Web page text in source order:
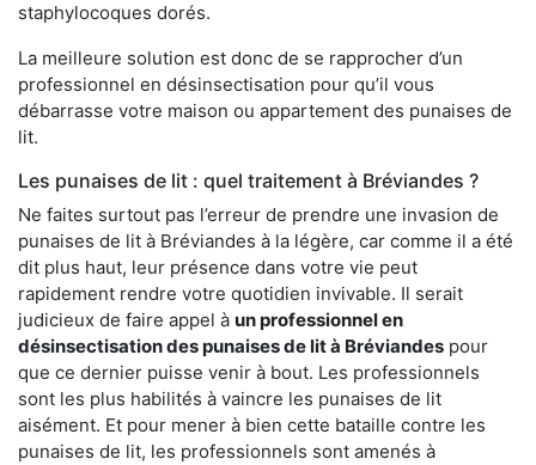
staphylocoques dorés.
La meilleure solution est donc de se rapprocher d’un
professionnel en désinsectisation pour qu’il vous
débarrasse votre maison ou appartement des punaises de
lit.
Les punaises de lit : quel traitement à Bréviandes ?
Ne faites surtout pas l’erreur de prendre une invasion de
punaises de lit à Bréviandes à la légère, car comme il a été
dit plus haut, leur présence dans votre vie peut
rapidement rendre votre quotidien invivable. Il serait
judicieux de faire appel à un professionnel en
désinsectisation des punaises de lit à Bréviandes pour
que ce dernier puisse venir à bout. Les professionnels
sont les plus habilités à vaincre les punaises de lit
aisément. Et pour mener à bien cette bataille contre les
punaises de lit, les professionnels sont amenés à